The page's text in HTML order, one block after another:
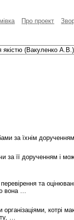
Про проект
за їхнім
за її дорученням і
та
вона …
котрі
…